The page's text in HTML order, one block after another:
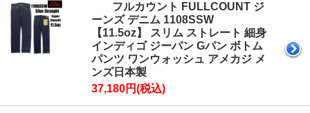
フルカウント FULLCOUNT ジ
ーンズ デニム 1108SSW
【11.5oz】 スリム ストレート 細身
インディゴ ジーパン Gパン ボトム
パンツ ワンウォッシュ アメカジ メ
ンズ日本製
37,180円(税込)